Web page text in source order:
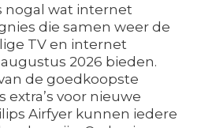
nogal wat internet
die samen weer de
TV en internet
2026 bieden.
de goedkoopste
extra’s voor nieuwe
Airfyer kunnen iedere